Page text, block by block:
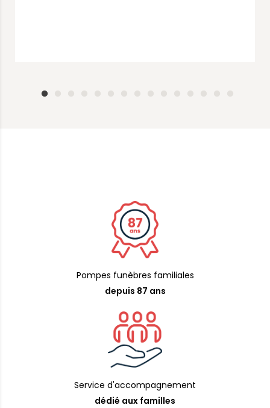
Pompes funèbres familiales
depuis 87 ans
Service d'accompagnement
dédié aux familles